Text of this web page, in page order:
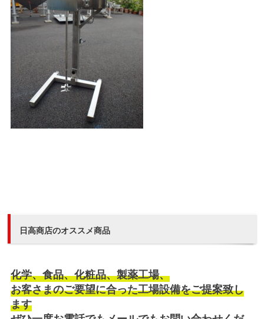
日高商店のオススメ商品
化学、食品、化粧品、製薬工場、
お客さまのご要望に合った工場設備をご提案致し
ます